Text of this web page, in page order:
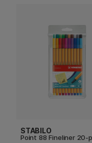
STABILO
Point 88 Fineliner 20-